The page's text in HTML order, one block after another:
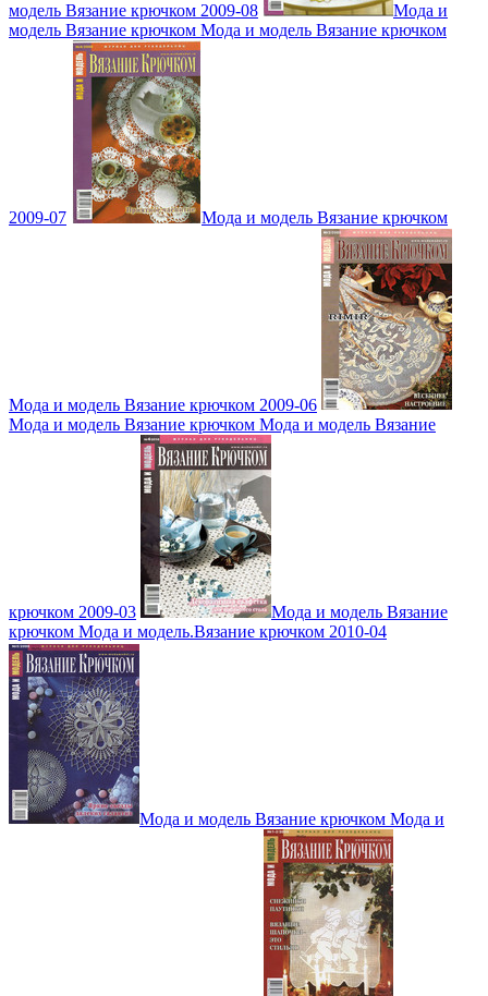
модель Вязание крючком 2009-08
Мода и
модель Вязание крючком Мода и модель Вязание крючком
2009-07 Мода и модель Вязание крючком
Мода и модель Вязание крючком 2009-06
Мода и модель Вязание крючком Мода и модель Вязание
крючком 2009-03
Мода и модель Вязание
крючком Мода и модель.Вязание крючком 2010-04
Мода и модель Вязание крючком Мода и